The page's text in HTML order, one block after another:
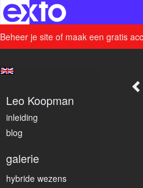
Beheer je site of maak een gratis
Leo Koopman
inleiding
blog
galerie
hybride wezens